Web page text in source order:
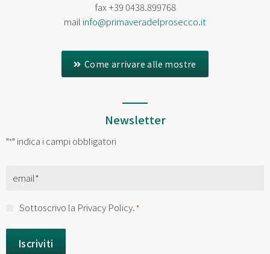
fax+39 0438.899768
mail info@primaveradelprosecco.it
Come arrivare alle mostre
Newsletter
"*" indica i campi obbligatori
Email
Consenso
Sottoscrivo la Privacy Policy.*